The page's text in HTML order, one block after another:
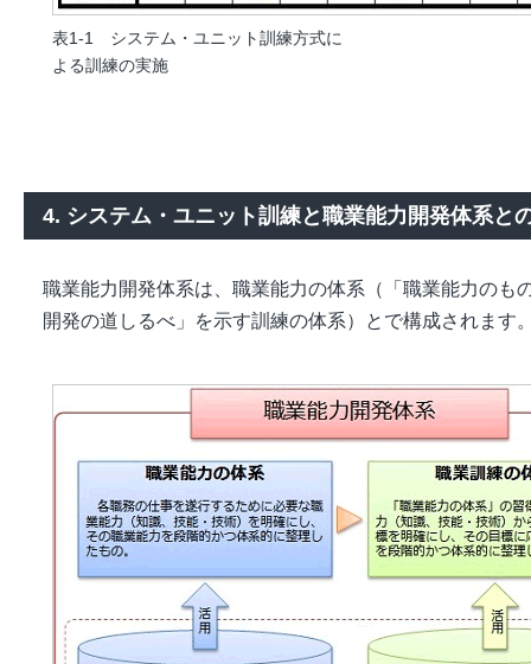
表1-1 システム・ユニット訓練方式に
よる訓練の実施
4. システム・ユニット訓練と職業能力開発体系と
職業能力開発体系は、職業能力の体系（「職業能力の
開発の道しるべ」を示す訓練の体系）とで構成されます